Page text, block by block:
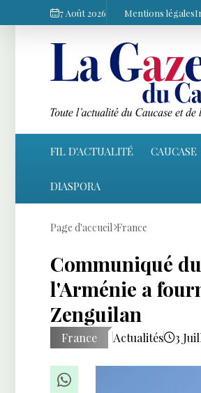
7 Août 2026 Mentions légales
FIL D'ACTUALITÉ CAUCASE
DIASPORA
Page d'accueil France
Communiqué
l'Arménie a
Zenguilan
France Actualités 3